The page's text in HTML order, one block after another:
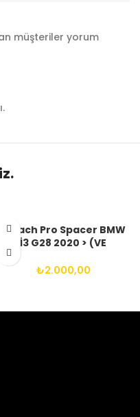
müşteriler yorum
Aibach Pro Spacer BMW
İ3 G28 2020 > (VE
SONRASI) 5X112 66.6
14X1.25 BIJON
₺2.000,00